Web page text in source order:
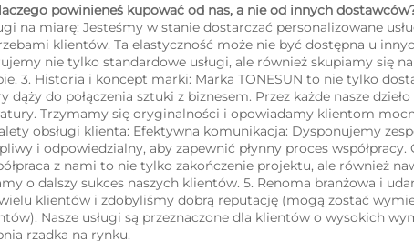
powinieneś kupować od nas, a nie od innych
na miarę: Jesteśmy w stanie dostarczać personalizowane
klientów. Ta elastyczność może nie być dostępna u
nie tylko standardowe usługi, ale również skupiamy się
3. Historia i koncept marki: Marka TONESUN to nie tylko
dąży do połączenia sztuki z biznesem. Przez każde nasze
Trzymamy się oryginalności i opowiadamy klientom
obsługi klienta: Efektywna komunikacja: Dysponujemy
i odpowiedzialny, aby zapewnić płynny proces
z nami to nie tylko zakończenie projektu, ale również
o dalszy sukces naszych klientów. 5. Renoma branżowa i
klientów i zdobyliśmy dobrą reputację (mogą zostać
Nasze usługi są przeznaczone dla klientów o wysokich
rzadka na rynku.